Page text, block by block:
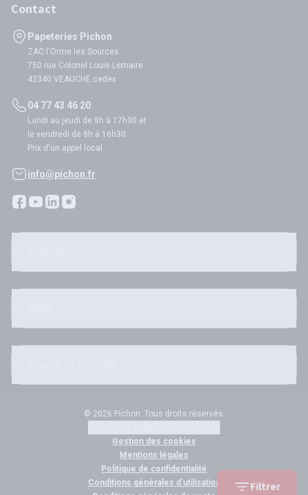
Filtrer
Contact
Papeteries Pichon
ZAC l'Orme les Sources
750 rue Colonel Louis Lemaire
42340 VEAUCHE cedex
04 77 43 46 20
Lundi au jeudi de 8h à 17h30 et
le vendredi de 8h à 16h30
Prix d'un appel local
info@pichon.fr
© 2026 Pichon. Tous droits réservés.
Gestion des cookies
Mentions légales
Politique de confidentialité
Conditions générales d'utilisation